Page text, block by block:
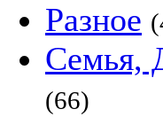
Разное
Семья,
(66)